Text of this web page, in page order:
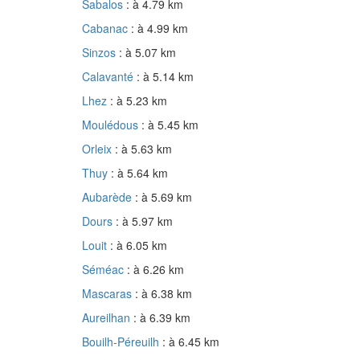
Sabalos : à 4.79 km
Cabanac : à 4.99 km
Sinzos : à 5.07 km
Calavanté : à 5.14 km
Lhez : à 5.23 km
Moulédous : à 5.45 km
Orleix : à 5.63 km
Thuy : à 5.64 km
Aubarède : à 5.69 km
Dours : à 5.97 km
Louit : à 6.05 km
Séméac : à 6.26 km
Mascaras : à 6.38 km
Aureilhan : à 6.39 km
Bouilh-Péreuilh : à 6.45 km